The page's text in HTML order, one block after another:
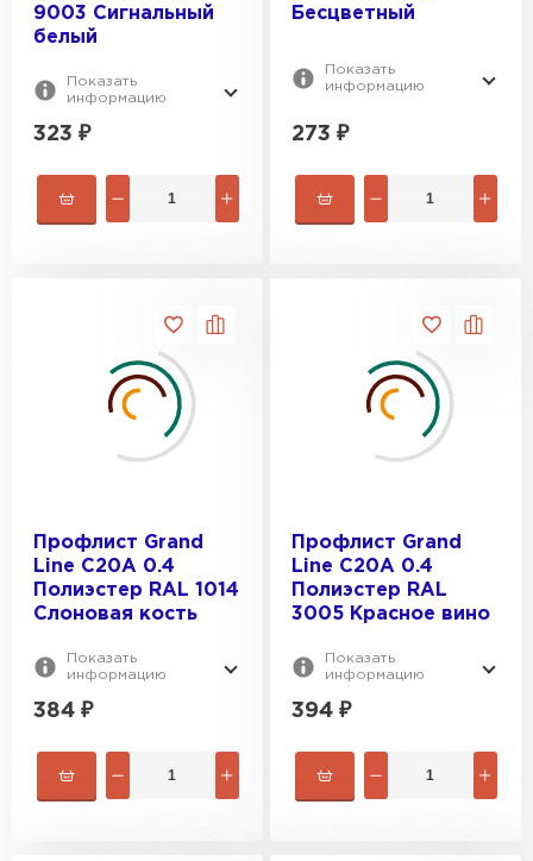
9003 Сигнальный
белый
Показать
информацию
323 ₽
Бесцветный
Показать
информацию
273 ₽
Профлист Grand
Line C20A 0.4
Полиэстер RAL 1014
Слоновая кость
Показать
информацию
384 ₽
Профлист Grand
Line C20A 0.4
Полиэстер RAL
3005 Красное вино
Показать
информацию
394 ₽